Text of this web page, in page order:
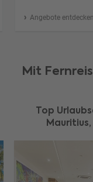
Angebote entdecken
Mit
Top